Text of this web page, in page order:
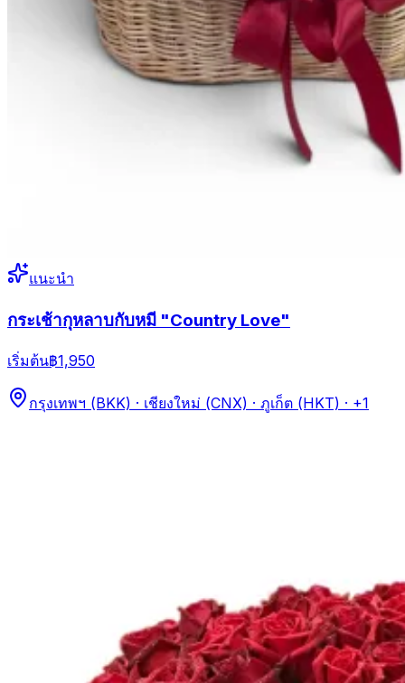
แนะนำ
กระเช้ากุหลาบกับหมี "Country Love"
เริ่มต้น฿1,950
กรุงเทพฯ (BKK) · เชียงใหม่ (CNX) · ภูเก็ต (HKT) · +1